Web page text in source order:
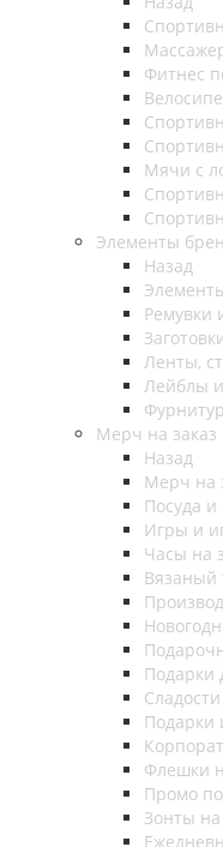
Фитнес
Мячи с
Элементы
Назад
Ремувки
Ленты,
Лейблы
Мерч на заказ
Назад
Мерч на
Посуда и
Игры и
Часы на
Вязаный
Подарки
Подарки
Флешки
Промо
Зонты на